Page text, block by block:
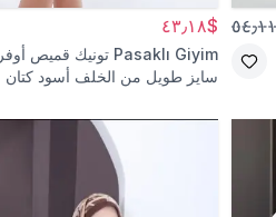
$٤٣٫١٨
Pasaklı Giyim تونيك قميص أوفر
سايز طويل من الخلف أسود كتان